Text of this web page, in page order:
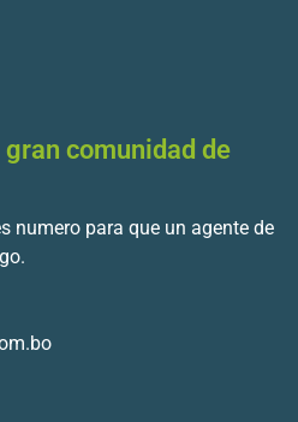
comunidad de
numero para que un agente de